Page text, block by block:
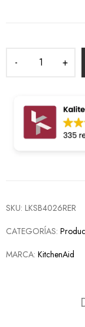
SKU: LKSB4026RER
CATEGORÍAS:
MARCA: KitchenAid